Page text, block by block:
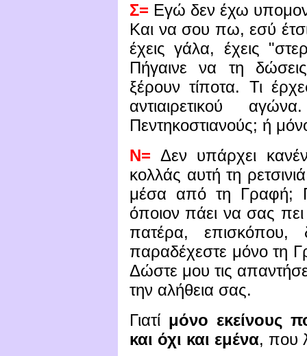
Σ= Εγώ δεν έχω
Και να σου πω, εσύ
έχεις γάλα, έχεις
Πήγαινε να τη
ξέρουν τίποτα. Τι
αντιαιρετικού
Πεντηκοστιανούς; ή
Ν= Δεν υπάρχει
κολλάς αυτή τη
μέσα από τη Γραφή;
όποιον πάει να σας
πατέρα, επισκόπου,
παραδέχεστε μόνο τη
Δώστε μου τις
την αλήθεια σας.
Γιατί μόνο εκείνους
και όχι και εμένα, που